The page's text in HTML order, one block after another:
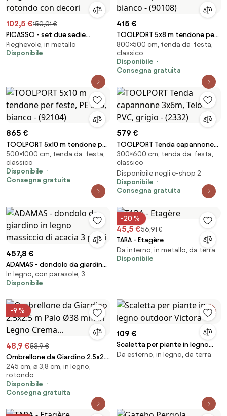
102,5 €150,01 €
PICASSO - set due sedie
pieghevoli e tavolo rotondo
con decori
Pieghevole, in metallo
Disponibile
415 €
TOOLPORT 5x8 m tendone per
feste, PE 350, bianco - (90108)
800×500 cm, tenda da festa,
classico
Disponibile
Consegna gratuita
865 €
TOOLPORT 5x10 m tendone per
feste, PE 550, bianco - (92104)
500×1000 cm, tenda da festa,
classico
Disponibile
Consegna gratuita
579 €
TOOLPORT Tenda capannone
3x6m, Telo in PVC, grigio -
(2332)
300×600 cm, tenda da festa,
classico
Disponibile negli e-shop 2
Disponibile
Consegna gratuita
457,8 €
ADAMAS - dondolo da giardino
in legno massiccio di acacia 3
posti
In legno, con parasole, 3
Disponibile
-20 %
45,5 €56,91 €
TARA - Etagère
Da interno, in metallo, da terra
Disponibile
-9 %
48,9 €53,9 €
Ombrellone da Giardino 2.5x2.5
m Palo Ø38 mm in Legno
Crema...
245 cm, ⌀ 3,8 cm, in legno,
rotondo
Disponibile
Consegna gratuita
109 €
Scaletta per piante in legno
outdoor Victora
Da esterno, in legno, da terra